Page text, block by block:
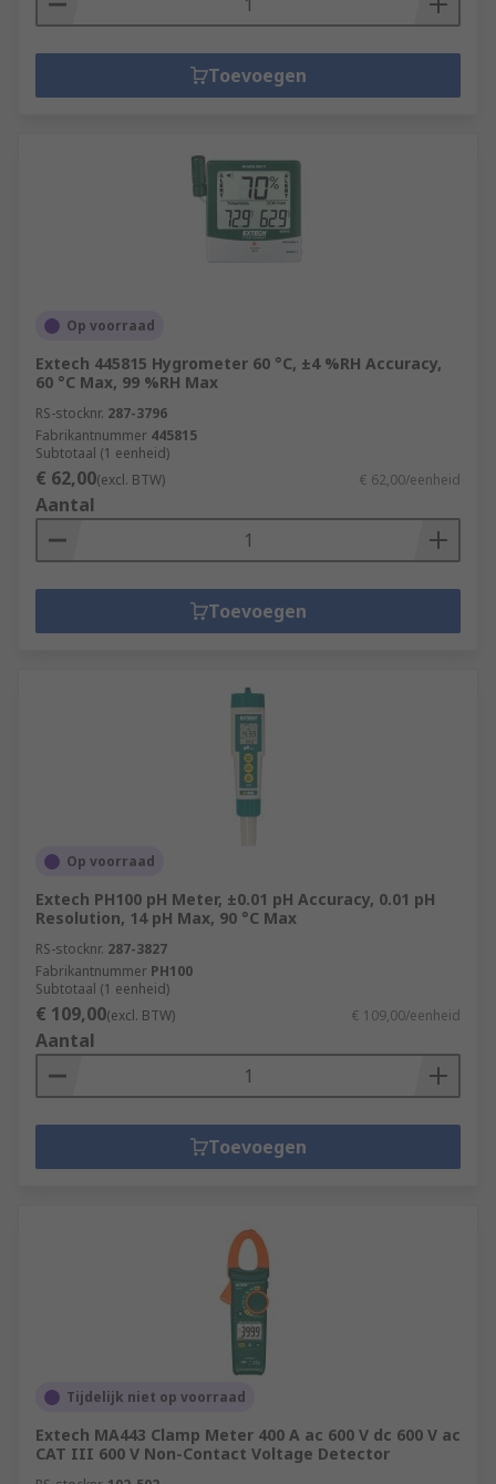
Toevoegen
Op voorraad
Extech 445815 Hygrometer 60 °C, ±4 %RH Accuracy,
60 °C Max, 99 %RH Max
RS-stocknr. 287-3796
Fabrikantnummer 445815
Subtotaal (1 eenheid)
€ 62,00(excl. BTW) € 62,00/eenheid
Aantal
Toevoegen
Op voorraad
Extech PH100 pH Meter, ±0.01 pH Accuracy, 0.01 pH
Resolution, 14 pH Max, 90 °C Max
RS-stocknr. 287-3827
Fabrikantnummer PH100
Subtotaal (1 eenheid)
€ 109,00(excl. BTW) € 109,00/eenheid
Aantal
Toevoegen
Tijdelijk niet op voorraad
Extech MA443 Clamp Meter 400 A ac 600 V dc 600 V ac
CAT III 600 V Non-Contact Voltage Detector